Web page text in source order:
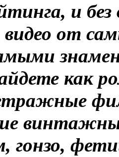
и
видео от
как
гонзо,